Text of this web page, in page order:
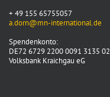
+ 49 155 65755057
a.dorn@mn-international.de
Spendenkonto:
DE72 6729 2200 0091 3135 02
Volksbank Kraichgau eG